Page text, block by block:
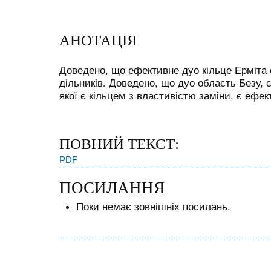
АНОТАЦІЯ
Доведено, що ефективне дуо кільце Ерміта
дільників. Доведено, що дуо область Безу,
якої є кільцем з властивістю заміни, є
ПОВНИЙ ТЕКСТ:
PDF
ПОСИЛАННЯ
Поки немає зовнішніх посилань.